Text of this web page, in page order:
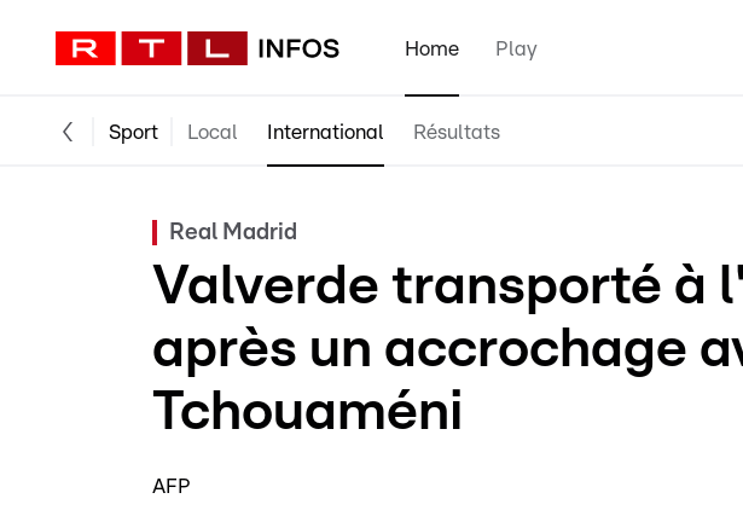
Home Play
Sport Local International Résultats
Real Madrid
Valverde transporté à
après un accrochage
Tchouaméni
AFP